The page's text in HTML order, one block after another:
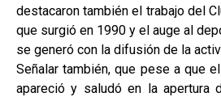
destacaron también el trabajo del
que surgió en 1990 y el auge al
se generó con la difusión de la
Señalar también, que pese a que
apareció y saludó en la apertura